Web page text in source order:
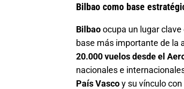
Bilbao como base
Bilbaoocupa un lugar
base más importante de la
20.000 vuelos desde el
nacionales e
País Vascoy su vínculo